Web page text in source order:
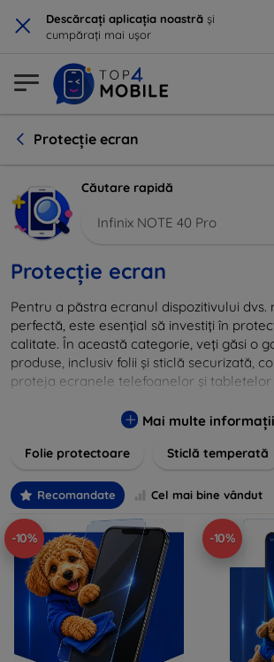
× Descărcați aplicația noastră și
cumpărați mai ușor
Protecție ecran
Căutare rapidă
Infinix NOTE 40 Pro
Protecție ecran
Pentru a păstra ecranul dispozitivului dvs.
perfectă, este esențial să investiți în
calitate. În această categorie, veți găsi o
produse, inclusiv folii și sticlă securizată,
proteja ecranele telefoanelor și
fabricate din materiale durabile și sunt
Alegeți soluția care se potrivește cel mai
dispozitivului. Asigurați-vă că investiția în
intactă și arată ca nouă mult timp cu
oferta noastră.
Mai multe informații
Folie protectoare Sticlă temperată
Recomandate Cel mai bine vândut
-10% -10%